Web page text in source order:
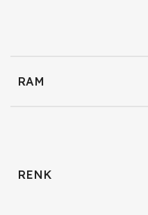
RAM
RENK